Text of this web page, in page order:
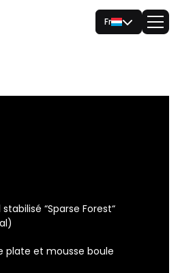
Fr
“Sparse Forest“
plate et mousse boule